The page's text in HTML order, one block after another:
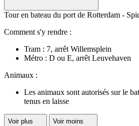
Tour en bateau du port de Rotterdam -
Comment s'y rendre :
Tram : 7, arrêt Willemsplein
Métro : D ou E, arrêt Leuvehaven
Animaux :
Les animaux sont autorisés sur le
tenus en laisse
Voir plus Voir moins